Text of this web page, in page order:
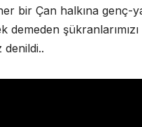
bir Çan halkına genç-
demeden şükranlarımızı